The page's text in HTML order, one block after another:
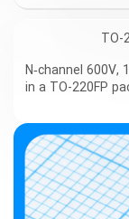
N‑channel 600V,
in a TO-220FP